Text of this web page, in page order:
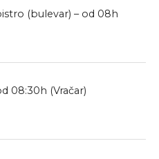
(bulevar) – od 08h
08:30h (Vračar)